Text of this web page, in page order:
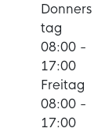
Donners
tag
08:00 -
17:00
Freitag
08:00 -
17:00